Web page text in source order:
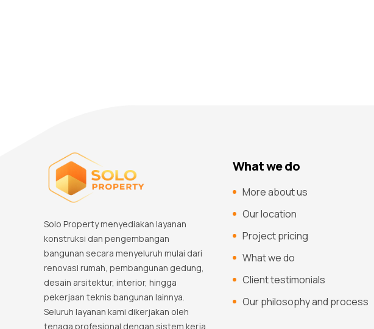
Solo Property menyediakan layanan
konstruksi dan pengembangan
bangunan secara menyeluruh mulai dari
renovasi rumah, pembangunan gedung,
desain arsitektur, interior, hingga
pekerjaan teknis bangunan lainnya.
Seluruh layanan kami dikerjakan oleh
tenaga profesional dengan sistem kerja
What we do
More about us
Our location
Project pricing
What we do
Client testimonials
Our philosophy and process